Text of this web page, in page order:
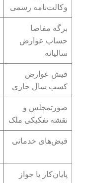
وکالت‌نامه رسمی
برگه مفاصا
حساب عوارض
سالیانه
فیش عوارض
کسب سال جاری
صورتمجلس و
نقشه تفکیکی ملک
قبض‌های خدماتی
پایان‌کار یا جواز